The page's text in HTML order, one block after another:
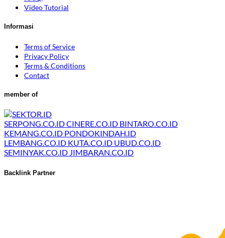
Video Tutorial
Informasi
Terms of Service
Privacy Policy
Terms & Conditions
Contact
member of
SERPONG.CO.IDCINERE.CO.ID BINTARO.CO.ID
KEMANG.CO.ID PONDOKINDAH.ID
LEMBANG.CO.ID KUTA.CO.ID UBUD.CO.ID
SEMINYAK.CO.ID JIMBARAN.CO.ID
Backlink Partner